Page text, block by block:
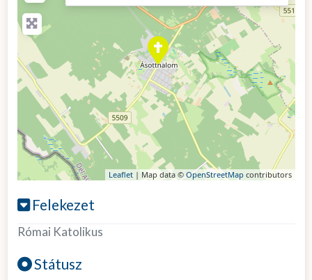
Leaflet| Map data © OpenStreetMap contributors
Felekezet
Római Katolikus
Státusz